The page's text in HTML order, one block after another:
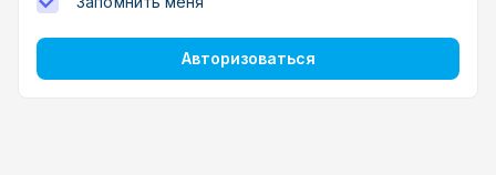
Авторизоваться